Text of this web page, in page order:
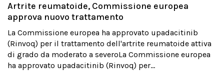
Artrite reumatoide, Commissione europea
approva nuovo trattamento
La Commissione europea ha approvato upadacitinib
(Rinvoq) per il trattamento dell'artrite reumatoide attiva
di grado da moderato a severoLa Commissione europea
ha approvato upadacitinib (Rinvoq) per...